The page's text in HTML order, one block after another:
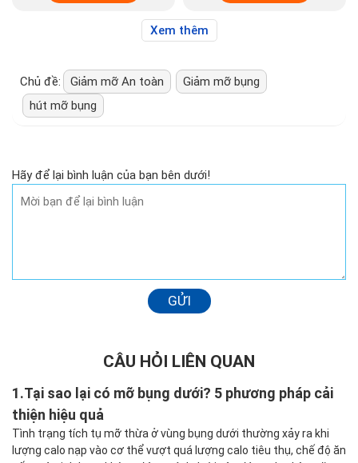
Xem thêm
Chủ đề: Giảm mỡ An toàn
Giảm mỡ bụng
hút mỡ bụng
Hãy để lại bình luận của bạn bên dưới!
GỬI
CÂU HỎI LIÊN QUAN
1.Tại sao lại có mỡ bụng dưới? 5 phương pháp cải
thiện hiệu quả
Tình trạng tích tụ mỡ thừa ở vùng bụng dưới thường xảy ra khi
lượng calo nạp vào cơ thể vượt quá lượng calo tiêu thụ, chế độ ăn